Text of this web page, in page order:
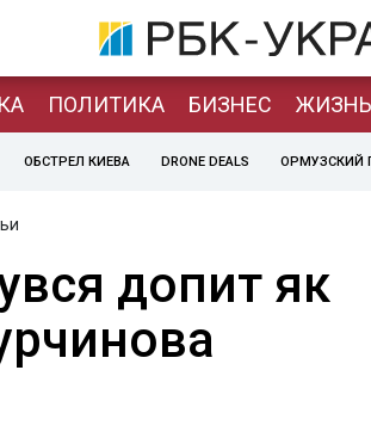
ПОЛИТИКА БИЗНЕС ЖИЗНЬ
ОБСТРЕЛ КИЕВА DRONE DEALS ОРМУЗСКИЙ
допит як